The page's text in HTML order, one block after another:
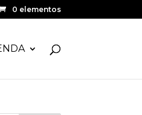
0 elementos